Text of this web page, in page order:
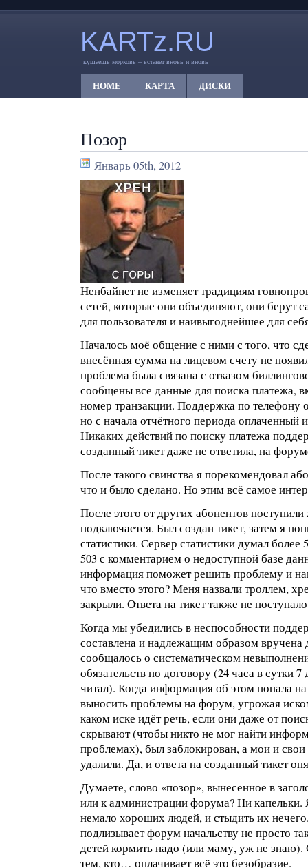
KARTz.RU
кушаешь морковь – встанет вновь и вновь
HOME КАРТА ДИСКИ
Позор
Январь 05th, 2012
Ненбайнет не изменяет традициям
сетей, которые они объединяют, они берут
для пользователя и наивыгоднейшее для
Началось моё общение с ними с того, что
внесённая сумма на лицевом счету не
проблема была связана с отказом
сообщены все данные для поиска платежа,
номер транзакции. Поддержка по телефону
но с начала отчётного периода оплаченный
Никаких действий по поиску платежа
созданный тикет даже не ответила, на
После такого свинства я порекомендовал
что и было сделано. Но этим всё самое
После этого от других абонентов
подключается. Был создан тикет, затем я
статистики. Сервер статистики думал
503 с комментарием о недоступной базе
информация поможет решить проблему и
что вместо этого? Меня назвали троллем,
закрыли. Ответа на тикет также не
Когда мы убедились в неспособности
составлена и надлежащим образом вручена
сообщалось о систематическом
обязательств по договору (24 часа в сутки
читал). Когда информация об этом попала
выносить проблемы на форум, угрожая
каком иске идёт речь, если они даже от
скрывают (чтобы никто не мог найти
проблемах), был заблокирован, а мои и
удалили. Да, и ответа на созданный тикет
Думаете, слово «позор», вынесенное в
или к администрации форума? Ни капельки.
немало хороших людей, и стыдить их
подлизывает форум начальству не просто
детей кормить надо (или маму, уж не знаю).
тем, кто… оплачивает всё это безобразие.